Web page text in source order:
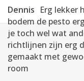
Dennis Erg lekker
bodem de pesto
je toch wel wat
richtlijnen zijn erg
gemaakt met
room